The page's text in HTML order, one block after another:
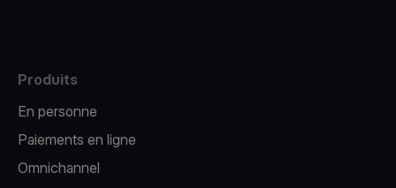
Produits
En personne
Paiements en ligne
Omnichannel